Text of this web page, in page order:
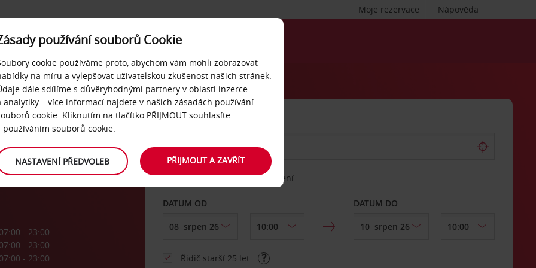
Nápověda
Moje rezervace
NAŠE SLUŽBY FIREMNÍ ZÁKAZNÍCI
07:00 - 23:00
07:00 - 23:00
07:00 - 23:00
Vyberte si jiné místo vrácení
DATUM OD DATUM DO
Řidič starší 25 let
používání souborů Cookie
cookie používáme proto, abychom vám mohli zobrazovat
na míru a vylepšovat uživatelskou zkušenost našich stránek.
dále sdílíme s důvěryhodnými partnery v oblasti inzerce
analytiky – více informací najdete v našich zásadách používání
cookie. Kliknutím na tlačítko PŘIJMOUT souhlasíte
používáním souborů cookie.
NASTAVENÍ PŘEDVOLEB PŘIJMOUT A ZAVŘÍT